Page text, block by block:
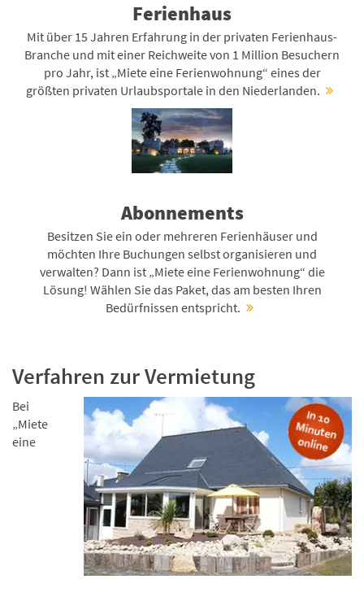
Ferienhaus
Mit über 15 Jahren Erfahrung in der privaten Ferienhaus-
Branche und mit einer Reichweite von 1 Million Besuchern
pro Jahr, ist „Miete eine Ferienwohnung“ eines der
größten privaten Urlaubsportale in den Niederlanden.
Abonnements
Besitzen Sie ein oder mehreren Ferienhäuser und
möchten Ihre Buchungen selbst organisieren und
verwalten? Dann ist „Miete eine Ferienwohnung“ die
Lösung! Wählen Sie das Paket, das am besten Ihren
Bedürfnissen entspricht.
Verfahren zur Vermietung
Bei
„Miete
eine